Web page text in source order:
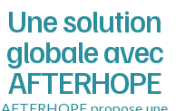
Une solution
globale avec
AFTERHOPE